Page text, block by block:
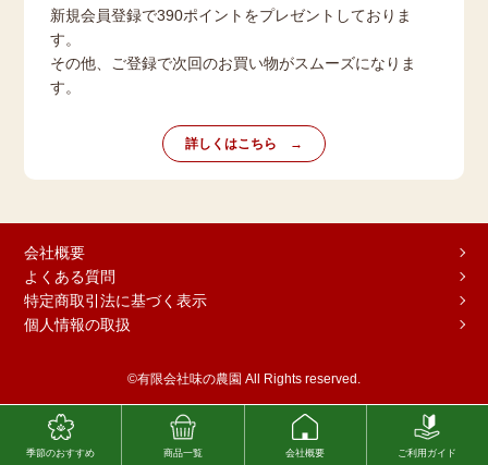
季節のおすすめ 商品一覧 会社概要 ご利用ガイド
新規会員登録で390ポイントをプレゼントしておりま
す。
その他、ご登録で次回のお買い物がスムーズになりま
す。
詳しくはこちら
会社概要
よくある質問
特定商取引法に基づく表示
個人情報の取扱
©有限会社味の農園 All Rights reserved.